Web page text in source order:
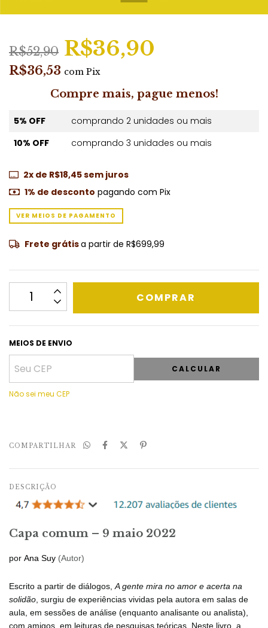
R$52,90 R$36,90
R$36,53 com Pix
Compre mais, pague menos!
5% OFF
comprando 2 unidades ou mais
10% OFF
comprando 3 unidades ou mais
2x de R$18,45sem juros
1% de desconto pagando com Pix
VER MEIOS DE PAGAMENTO
Frete grátisa partir de R$699,99
MEIOS DE ENVIO
CALCULAR
Não sei meu CEP
COMPARTILHAR
DESCRIÇÃO
Capa comum – 9 maio 2022
por Ana Suy (Autor)
Escrito a partir de diálogos,A gente mira no amor e acerta na
solidão, surgiu de experiências vividas pela autora em salas de
aula, em sessões de análise (enquanto analisante ou analista),
com amigos, em leituras de pesquisas teóricas. Neste livro, a